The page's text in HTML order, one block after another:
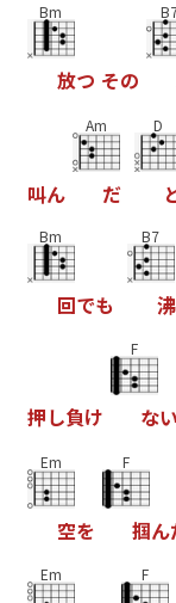
Bm
放つ その
叫ん
Am
だ
D
Bm
回でも
B7
沸
押し負け
F
ない
Em
空を
F
掴ん
Em F